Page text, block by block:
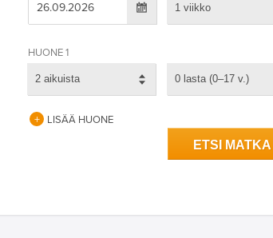
1 viikko
HUONE 1
2 aikuista 0 lasta (0–17 v.)
LISÄÄ HUONE
ETSI MATKA